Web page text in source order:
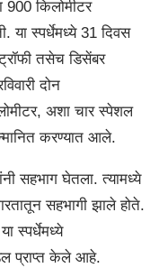
900 किलोमीटर
या स्पर्धेमध्ये 31 दिवस
तसेच डिसेंबर
दोन
अशा चार स्पेशल
करण्यात आले.
घेतला. त्यामध्ये
सहभागी झाले होते.
स्पर्धेमध्ये
प्राप्त केले आहे.